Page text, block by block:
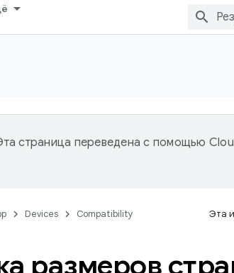
страница переведена с помощью
Devices Compatibility Эта
размеров